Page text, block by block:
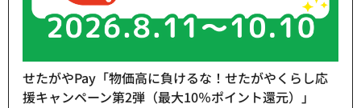
せたがやPay「物価高に負けるな！せたがやくらし応
援キャンペーン第2弾（最大10％ポイント還元）」